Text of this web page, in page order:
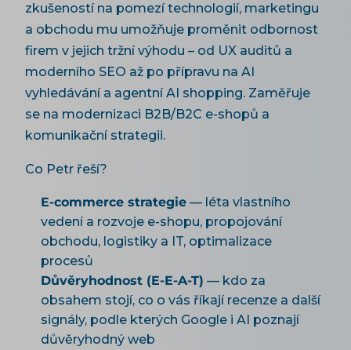
zkušeností na pomezí technologií, marketingu
a obchodu mu umožňuje proměnit odbornost
firem v jejich tržní výhodu – od UX auditů a
moderního SEO až po přípravu na AI
vyhledávání a agentní AI shopping. Zaměřuje
se na modernizaci B2B/B2C e-shopů a
komunikační strategii.
Co Petr řeší?
E-commerce strategie — léta vlastního
vedení a rozvoje e-shopu, propojování
obchodu, logistiky a IT, optimalizace
procesů
Důvěryhodnost (E-E-A-T) — kdo za
obsahem stojí, co o vás říkají recenze a další
signály, podle kterých Google i AI poznají
důvěryhodný web